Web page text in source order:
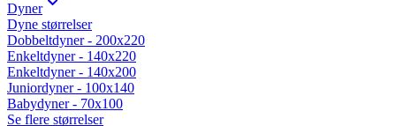
Dyner
Dyne størrelser
Dobbeltdyner - 200x220
Enkeltdyner - 140x220
Enkeltdyner - 140x200
Juniordyner - 100x140
Babydyner - 70x100
Se flere størrelser